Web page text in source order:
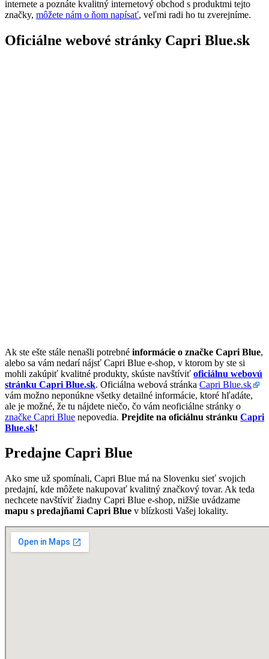
internete a poznáte kvalitný internetový obchod s produktmi tejto
značky, môžete nám o ňom napísať, veľmi radi ho tu zverejníme.
Oficiálne webové stránky Capri Blue.sk
Ak ste ešte stále nenašli potrebné informácie o značke Capri Blue,
alebo sa vám nedarí nájsť Capri Blue e-shop, v ktorom by ste si
mohli zakúpiť kvalitné produkty, skúste navštíviť oficiálnu webovú
stránku Capri Blue.sk. Oficiálna webová stránka Capri Blue.sk
vám možno neponúkne všetky detailné informácie, ktoré hľadáte,
ale je možné, že tu nájdete niečo, čo vám neoficiálne stránky o
značke Capri Blue nepovedia. Prejdite na oficiálnu stránku Capri
Blue.sk!
Predajne Capri Blue
Ako sme už spomínali, Capri Blue má na Slovenku sieť svojich
predajní, kde môžete nakupovať kvalitný značkový tovar. Ak teda
nechcete navštíviť žiadny Capri Blue e-shop, nižšie uvádzame
mapu s predajňami Capri Blue v blízkosti Vašej lokality.